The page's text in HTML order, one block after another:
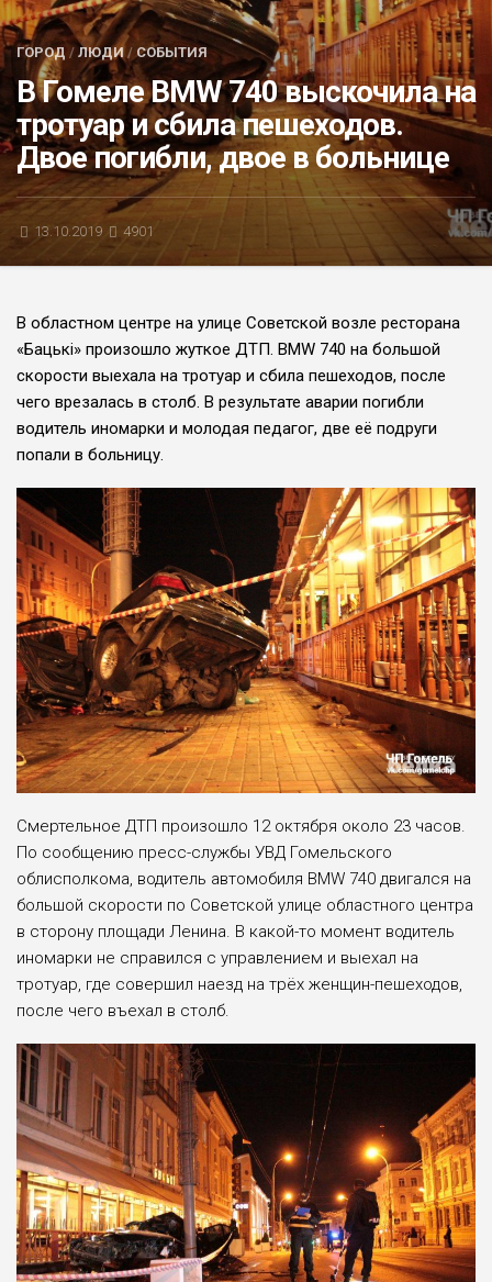
БЛИЦ-ОПРОС
АФИША
ГОРОД /ЛЮДИ / СОБЫТИЯ
В Гомеле BMW 740 выскочила на
тротуар и сбила пешеходов.
Двое погибли, двое в больнице
13.10.2019 4901
В областном центре на улице Советской возле ресторана
«Бацькі» произошло жуткое ДТП. BMW 740 на большой
скорости выехала на тротуар и сбила пешеходов, после
чего врезалась в столб. В результате аварии погибли
водитель иномарки и молодая педагог, две её подруги
попали в больницу.
Смертельное ДТП произошло 12 октября около 23 часов.
По сообщению пресс-службы УВД Гомельского
облисполкома, водитель автомобиля BMW 740 двигался на
большой скорости по Советской улице областного центра
в сторону площади Ленина. В какой-то момент водитель
иномарки не справился с управлением и выехал на
тротуар, где совершил наезд на трёх женщин-пешеходов,
после чего въехал в столб.